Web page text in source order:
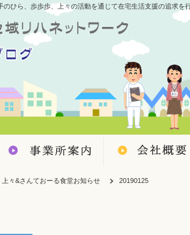
のひら、歩歩歩、上々の活動を通じて在宅生活支援の追求を
上々&さんておーる食堂お知らせ 20190125